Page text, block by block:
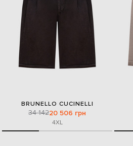
BRUNELLO CUCINELLI
34 14220 506 грн
4XL